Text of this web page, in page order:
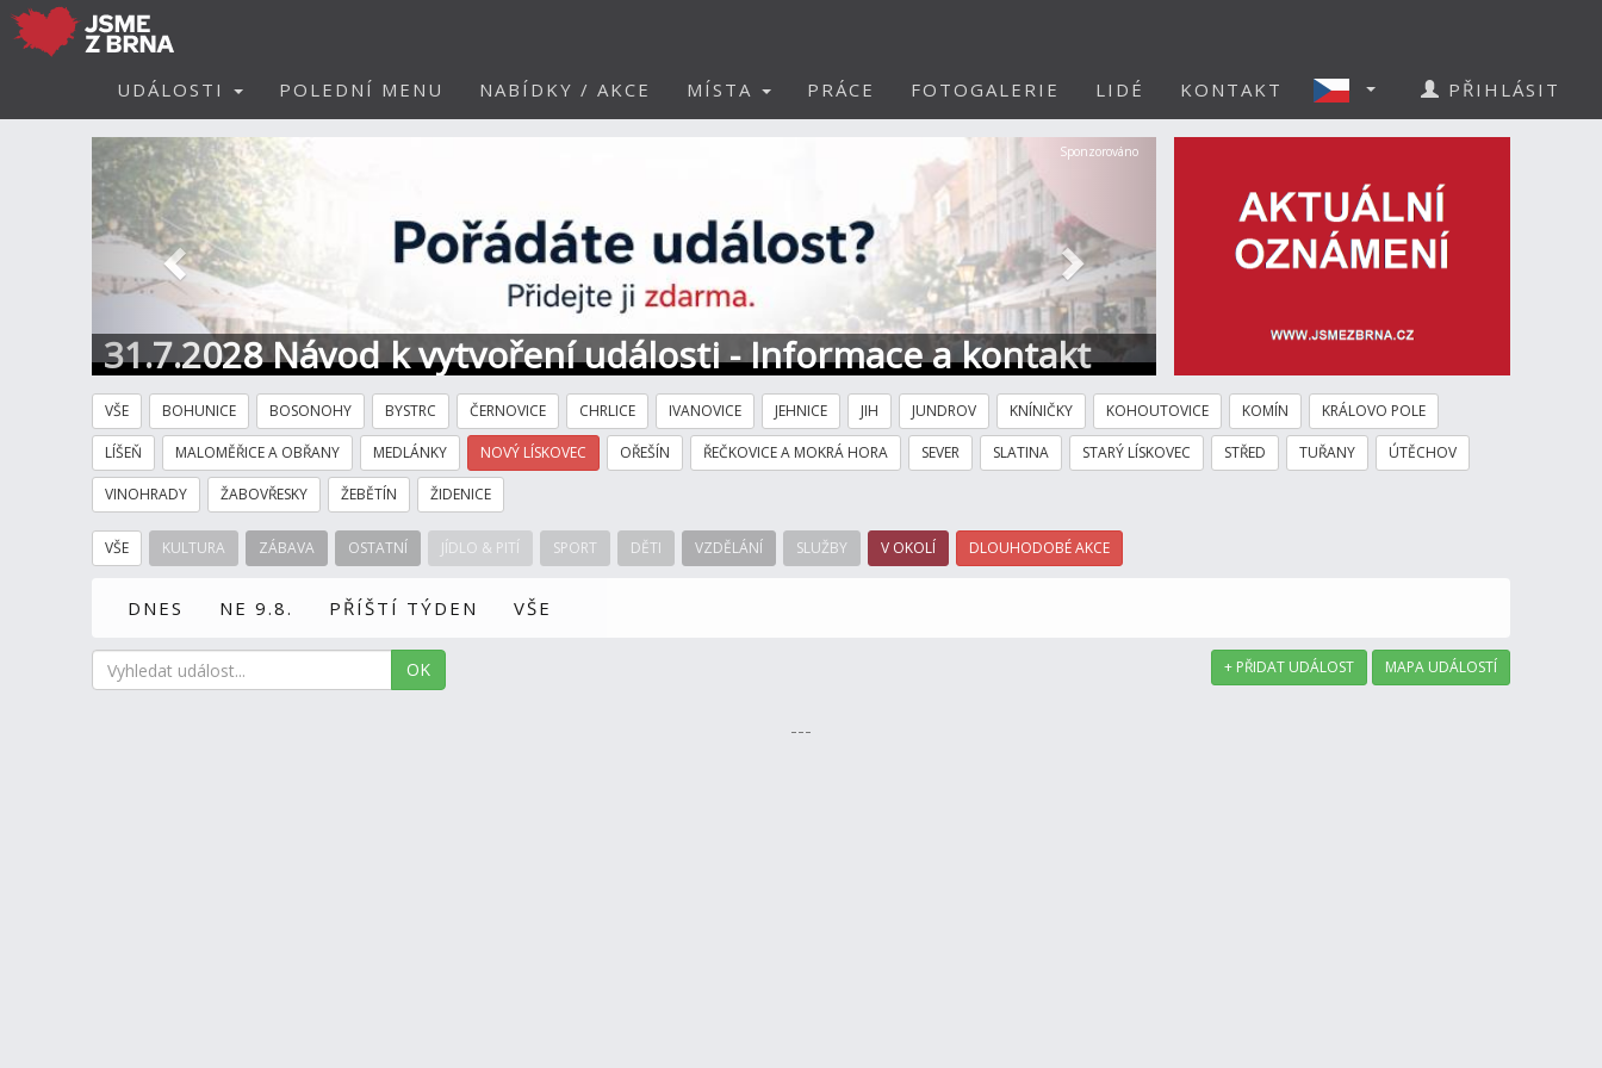
UDÁLOSTI POLEDNÍ MENU NABÍDKY / AKCE MÍSTA PRÁCE FOTOGALERIE LIDÉ KONTAKT PŘIHLÁSIT
31.7.2028 Návod k vytvoření události - Informace a kontakt
Předchozí Další
Sponzorováno
VŠE BOHUNICE BOSONOHY BYSTRC ČERNOVICE CHRLICE IVANOVICE JEHNICE JIH JUNDROV KNÍNIČKY KOHOUTOVICE KOMÍN KRÁLOVO POLE
LÍŠEŇ MALOMĚŘICE A OBŘANY MEDLÁNKY NOVÝ LÍSKOVEC OŘEŠÍN ŘEČKOVICE A MOKRÁ HORA SEVER SLATINA STARÝ LÍSKOVEC STŘED TUŘANY ÚTĚCHOV
VINOHRADY ŽABOVŘESKY ŽEBĚTÍN ŽIDENICE
VŠE KULTURA ZÁBAVA OSTATNÍ JÍDLO & PITÍ SPORT DĚTI VZDĚLÁNÍ SLUŽBY V OKOLÍ DLOUHODOBÉ AKCE
DNES NE 9.8. PŘÍŠTÍ TÝDEN VŠE
OK + PŘIDAT UDÁLOST MAPA UDÁLOSTÍ
---